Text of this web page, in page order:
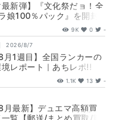
最新弾】『文化祭だョ！全
娘100％パック』を開封
調査！【25周年/ドラゴン
9K 0 -
2026/8/7
月1週目】全国ランカーの
レポート｜あちレポ!!
新】
1.1K 13 -
月最新】デュエマ高額買
覧【郵送/まとめ買取/買